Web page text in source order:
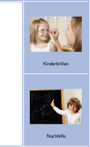
Kinderbrillen
Nachhilfe